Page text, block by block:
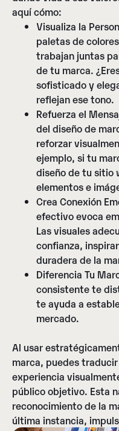
aquí cómo:
Visualiza la
paletas de
trabajan juntas
de tu marca.
sofisticado y
reflejan ese tono.
Refuerza el
del diseño de
reforzar
ejemplo, si tu
diseño de tu sitio
elementos e
Crea Conexión
efectivo evoca
Las visuales
confianza,
duradera de la
Diferencia Tu
consistente te
te ayuda a
mercado.
Al usar
marca, puedes
experiencia
público objetivo. Esta
reconocimiento de la
última instancia,